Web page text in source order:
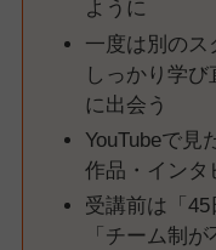
ように
一度は別のス
しっかり学
に出会う
YouTubeで見
作品・インタ
受講前は「45
「チーム制